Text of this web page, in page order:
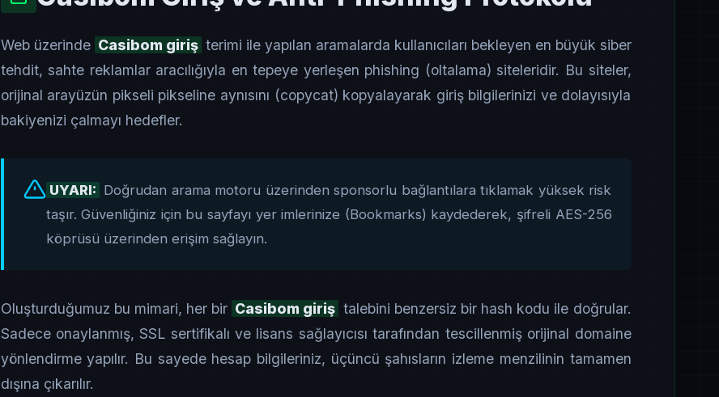
Web üzerinde Casibom giriş terimi ile yapılan aramalarda kullanıcıları bekleyen en büyük siber
tehdit, sahte reklamlar aracılığıyla en tepeye yerleşen phishing (oltalama) siteleridir. Bu siteler,
orijinal arayüzün pikseli pikseline aynısını (copycat) kopyalayarak giriş bilgilerinizi ve dolayısıyla
bakiyenizi çalmayı hedefler.
UYARI: Doğrudan arama motoru üzerinden sponsorlu bağlantılara tıklamak yüksek risk
taşır. Güvenliğiniz için bu sayfayı yer imlerinize (Bookmarks) kaydederek, şifreli AES-256
köprüsü üzerinden erişim sağlayın.
Oluşturduğumuz bu mimari, her bir Casibom giriş talebini benzersiz bir hash kodu ile doğrular.
Sadece onaylanmış, SSL sertifikalı ve lisans sağlayıcısı tarafından tescillenmiş orijinal domaine
yönlendirme yapılır. Bu sayede hesap bilgileriniz, üçüncü şahısların izleme menzilinin tamamen
dışına çıkarılır.